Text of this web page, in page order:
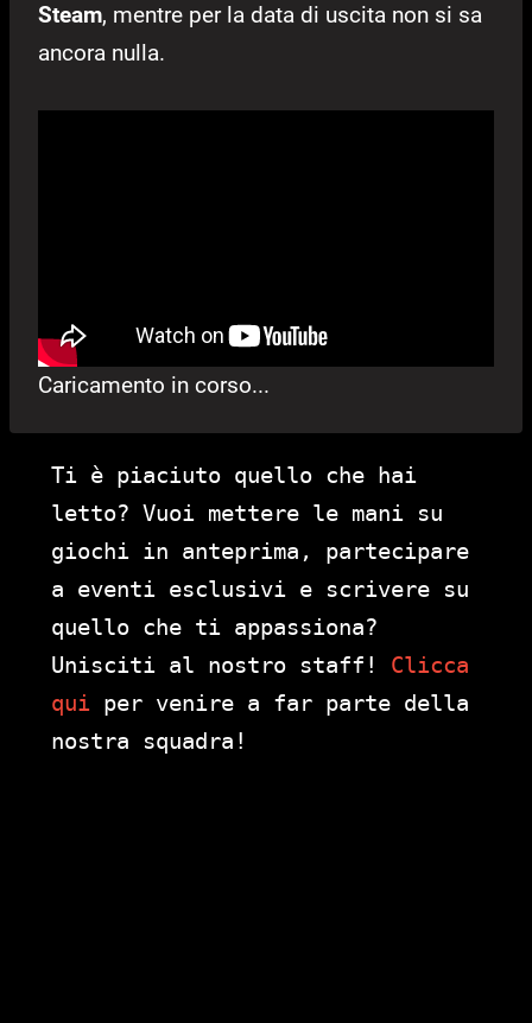
Steam, mentre per la data di uscita non si sa
ancora nulla.
Caricamento in corso...
Ti è piaciuto quello che hai
letto? Vuoi mettere le mani su
giochi in anteprima, partecipare
a eventi esclusivi e scrivere su
quello che ti appassiona?
Unisciti al nostro staff! Clicca
qui per venire a far parte della
nostra squadra!